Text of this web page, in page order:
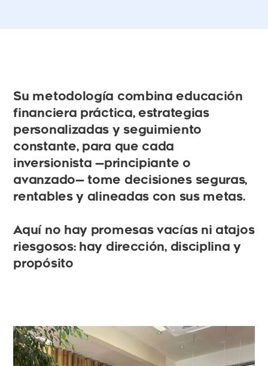
Su metodología combina educación
financiera práctica, estrategias
personalizadas y seguimiento
constante, para que cada
inversionista —principiante o
avanzado— tome decisiones seguras,
rentables y alineadas con sus metas.
Aquí no hay promesas vacías ni atajos
riesgosos: hay dirección, disciplina y
propósito